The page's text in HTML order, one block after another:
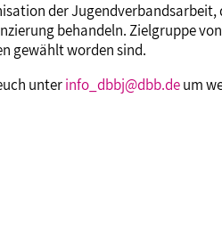
der
behandeln. Zielgruppe
gewählt worden sind.
unterinfo_dbbj@dbb.deum